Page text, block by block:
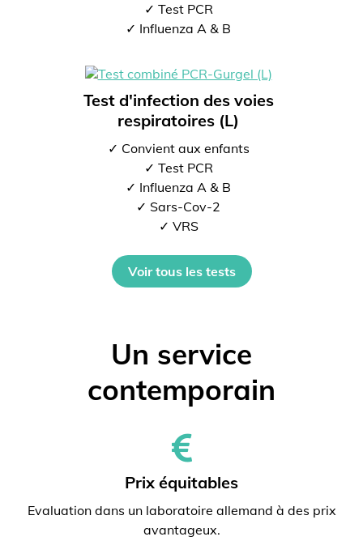
✓ Test PCR
✓ Influenza A & B
Test d'infection des voies
respiratoires (L)
✓ Convient aux enfants
✓ Test PCR
✓ Influenza A & B
✓ Sars-Cov-2
✓ VRS
Voir tous les tests
Un service
contemporain
Prix ​​équitables
Evaluation dans un laboratoire allemand à des prix
avantageux.